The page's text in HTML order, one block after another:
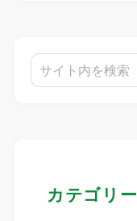
カテゴリー